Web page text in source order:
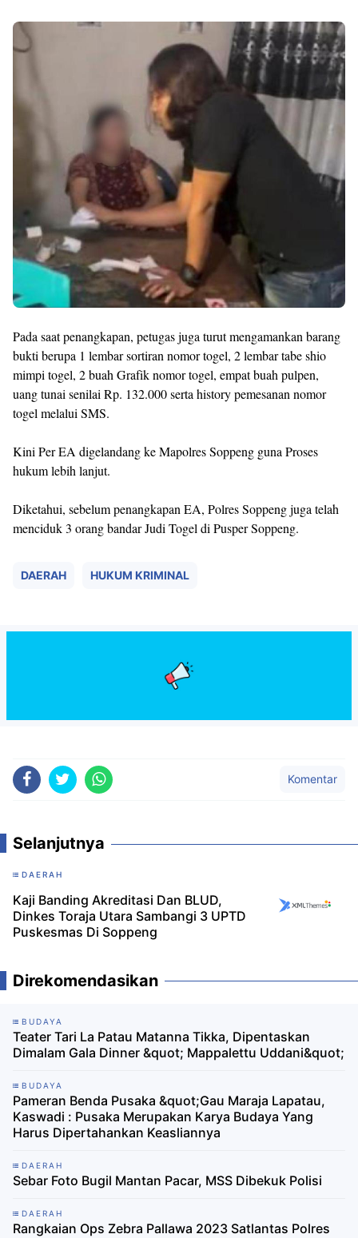
Pada saat penangkapan, petugas juga turut mengamankan barang
bukti berupa 1 lembar sortiran nomor togel, 2 lembar tabe shio
mimpi togel, 2 buah Grafik nomor togel, empat buah pulpen,
uang tunai senilai Rp. 132.000 serta history pemesanan nomor
togel melalui SMS.
Kini Per EA digelandang ke Mapolres Soppeng guna Proses
hukum lebih lanjut.
Diketahui, sebelum penangkapan EA, Polres Soppeng juga telah
menciduk 3 orang bandar Judi Togel di Pusper Soppeng.
DAERAH HUKUM KRIMINAL
Komentar
Selanjutnya
DAERAH
Kaji Banding Akreditasi Dan BLUD,
Dinkes Toraja Utara Sambangi 3 UPTD
Puskesmas Di Soppeng
Direkomendasikan
BUDAYA
Teater Tari La Patau Matanna Tikka, Dipentaskan
Dimalam Gala Dinner &quot; Mappalettu Uddani&quot;
BUDAYA
Pameran Benda Pusaka &quot;Gau Maraja Lapatau,
Kaswadi : Pusaka Merupakan Karya Budaya Yang
Harus Dipertahankan Keasliannya
DAERAH
Sebar Foto Bugil Mantan Pacar, MSS Dibekuk Polisi
DAERAH
Rangkaian Ops Zebra Pallawa 2023 Satlantas Polres